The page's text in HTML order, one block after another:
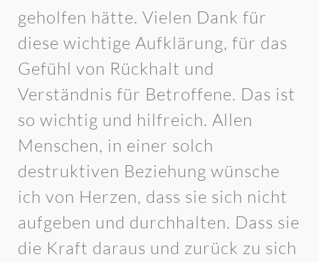
geholfen hätte. Vielen Dank für
diese wichtige Aufklärung, für das
Gefühl von Rückhalt und
Verständnis für Betroffene. Das ist
so wichtig und hilfreich. Allen
Menschen, in einer solch
destruktiven Beziehung wünsche
ich von Herzen, dass sie sich nicht
aufgeben und durchhalten. Dass sie
die Kraft daraus und zurück zu sich